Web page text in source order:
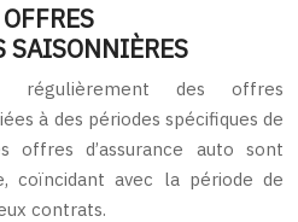
SAISONNIÈRES
régulièrement des offres
à des périodes spécifiques de
offres d’assurance auto sont
coïncidant avec la période de
contrats.